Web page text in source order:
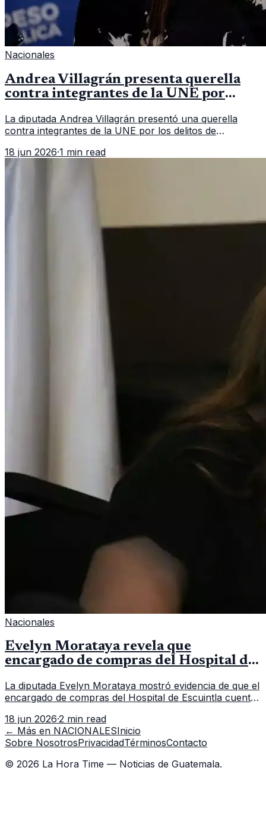
Nacionales
Andrea Villagrán presenta querella
contra integrantes de la UNE por
La diputada Andrea Villagrán presentó una querella
contra integrantes de la UNE por los delitos de
18 jun 2026·1 min read
Nacionales
Evelyn Morataya revela que
encargado de compras del Hospital de
La diputada Evelyn Morataya mostró evidencia de que el
encargado de compras del Hospital de Escuintla cuenta
capacitación en la capital.
18 jun 2026·2 min read
← Más en NACIONALESInicio
Sobre NosotrosPrivacidadTérminosContacto
© 2026 La Hora Time — Noticias de Guatemala.